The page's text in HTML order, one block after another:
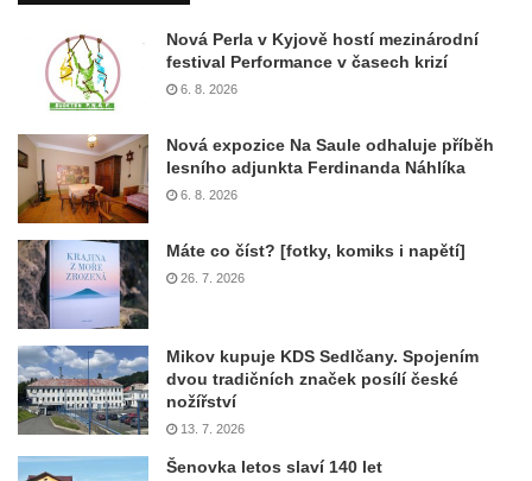
Nová Perla v Kyjově hostí mezinárodní
festival Performance v časech krizí
6. 8. 2026
Nová expozice Na Saule odhaluje příběh
lesního adjunkta Ferdinanda Náhlíka
6. 8. 2026
Máte co číst? [fotky, komiks i napětí]
26. 7. 2026
Mikov kupuje KDS Sedlčany. Spojením
dvou tradičních značek posílí české
nožířství
13. 7. 2026
Šenovka letos slaví 140 let